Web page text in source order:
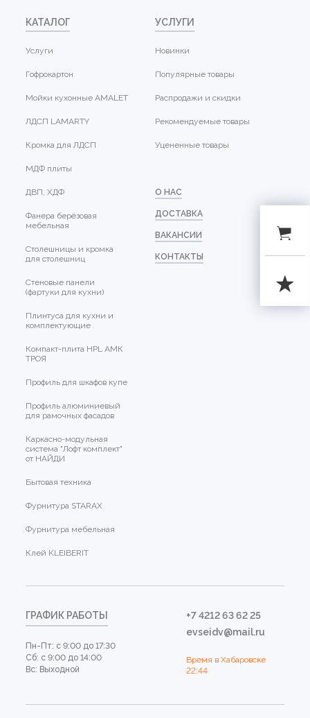
КАТАЛОГ
Услуги
Гофрокартон
Мойки кухонные AMALET
ЛДСП LAMARTY
Кромка для ЛДСП
МДФ плиты
ДВП, ХДФ
Фанера берёзовая
мебельная
Столешницы и кромка
для столешниц
Стеновые панели
(фартуки для кухни)
Плинтуса для кухни и
комплектующие
Компакт-плита HPL АМК
ТРОЯ
Профиль для шкафов купе
Профиль алюминиевый
для рамочных фасадов
Каркасно-модульная
система "Лофт комплект"
от НАЙДИ
Бытовая техника
Фурнитура STARAX
Фурнитура мебельная
Клей KLEIBERIT
УСЛУГИ
Новинки
Популярные товары
Распродажи и скидки
Рекомендуемые товары
Уцененные товары
О НАС
ДОСТАВКА
ВАКАНСИИ
КОНТАКТЫ
ГРАФИК РАБОТЫ
Пн-Пт: с 9:00 до 17:30
Сб: с 9:00 до 14:00
Вс: Выходной
+7 4212 63 62 25
evseidv@mail.ru
Время в Хабаровске
22:44